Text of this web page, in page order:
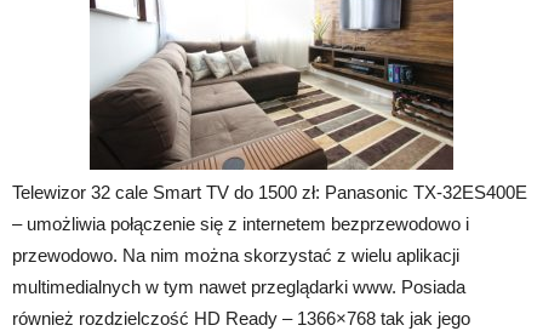
Telewizor 32 cale Smart TV do 1500 zł: Panasonic TX-32ES400E
– umożliwia połączenie się z internetem bezprzewodowo i
przewodowo. Na nim można skorzystać z wielu aplikacji
multimedialnych w tym nawet przeglądarki www. Posiada
również rozdzielczość HD Ready – 1366×768 tak jak jego